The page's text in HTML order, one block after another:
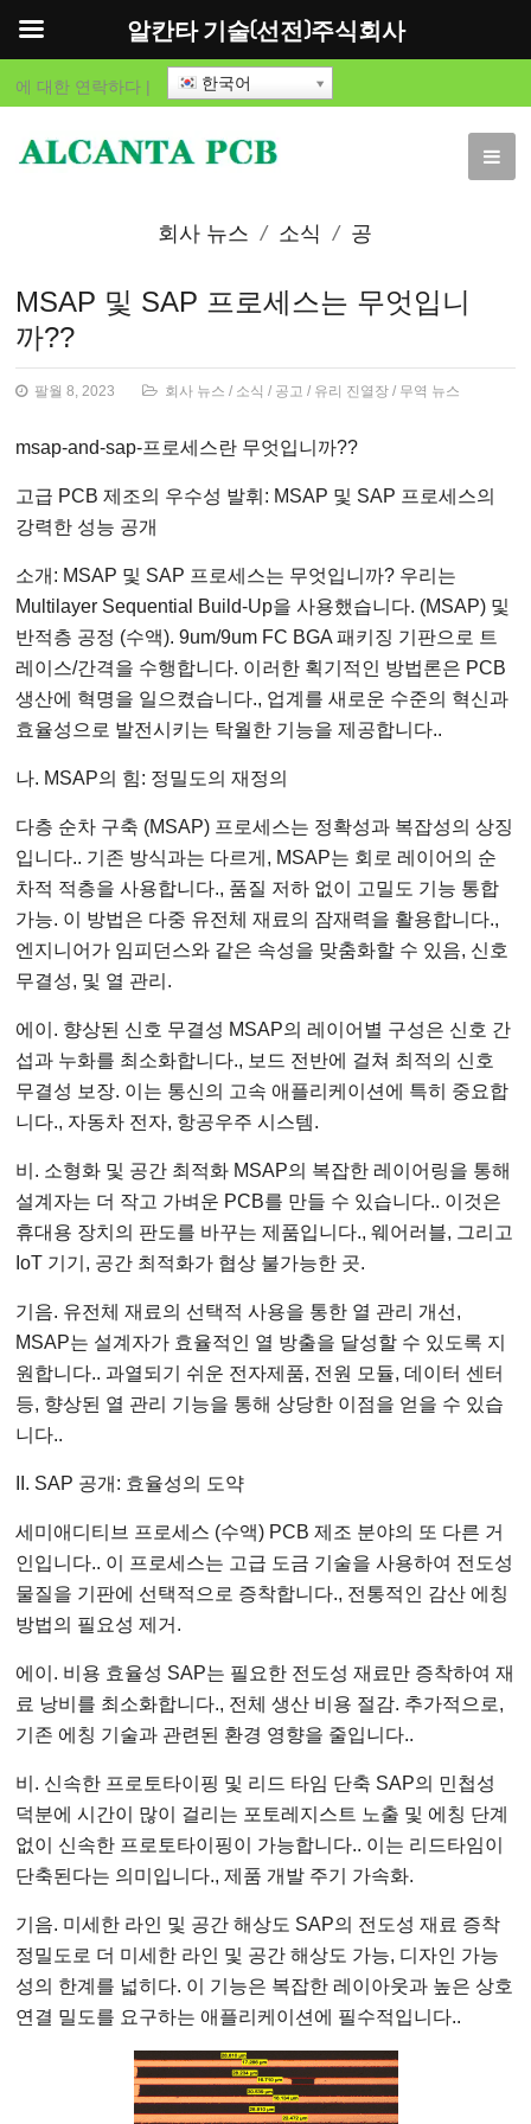
에 대한 연락하다 | 한국어
회사 뉴스 소식 공
고 유리 진열장 무역
MSAP 및 SAP 프로세스는 무엇입니
까??
팔월 8, 2023 회사 뉴스 / 소식 / 공고 / 유리 진열장 / 무역 뉴스
msap-and-sap-프로세스란 무엇입니까??
고급 PCB 제조의 우수성 발휘: MSAP 및 SAP 프로세스의
강력한 성능 공개
소개: MSAP 및 SAP 프로세스는 무엇입니까? 우리는
Multilayer Sequential Build-Up을 사용했습니다. (MSAP) 및
반적층 공정 (수액). 9um/9um FC BGA 패키징 기판으로 트
레이스/간격을 수행합니다. 이러한 획기적인 방법론은 PCB
생산에 혁명을 일으켰습니다., 업계를 새로운 수준의 혁신과
효율성으로 발전시키는 탁월한 기능을 제공합니다..
나. MSAP의 힘: 정밀도의 재정의
다층 순차 구축 (MSAP) 프로세스는 정확성과 복잡성의 상징
입니다.. 기존 방식과는 다르게, MSAP는 회로 레이어의 순
차적 적층을 사용합니다., 품질 저하 없이 고밀도 기능 통합
가능. 이 방법은 다중 유전체 재료의 잠재력을 활용합니다.,
엔지니어가 임피던스와 같은 속성을 맞춤화할 수 있음, 신호
무결성, 및 열 관리.
에이. 향상된 신호 무결성 MSAP의 레이어별 구성은 신호 간
섭과 누화를 최소화합니다., 보드 전반에 걸쳐 최적의 신호
무결성 보장. 이는 통신의 고속 애플리케이션에 특히 중요합
니다., 자동차 전자, 항공우주 시스템.
비. 소형화 및 공간 최적화 MSAP의 복잡한 레이어링을 통해
설계자는 더 작고 가벼운 PCB를 만들 수 있습니다.. 이것은
휴대용 장치의 판도를 바꾸는 제품입니다., 웨어러블, 그리고
IoT 기기, 공간 최적화가 협상 불가능한 곳.
기음. 유전체 재료의 선택적 사용을 통한 열 관리 개선,
MSAP는 설계자가 효율적인 열 방출을 달성할 수 있도록 지
원합니다.. 과열되기 쉬운 전자제품, 전원 모듈, 데이터 센터
등, 향상된 열 관리 기능을 통해 상당한 이점을 얻을 수 있습
니다..
II. SAP 공개: 효율성의 도약
세미애디티브 프로세스 (수액) PCB 제조 분야의 또 다른 거
인입니다.. 이 프로세스는 고급 도금 기술을 사용하여 전도성
물질을 기판에 선택적으로 증착합니다., 전통적인 감산 에칭
방법의 필요성 제거.
에이. 비용 효율성 SAP는 필요한 전도성 재료만 증착하여 재
료 낭비를 최소화합니다., 전체 생산 비용 절감. 추가적으로,
기존 에칭 기술과 관련된 환경 영향을 줄입니다..
비. 신속한 프로토타이핑 및 리드 타임 단축 SAP의 민첩성
덕분에 시간이 많이 걸리는 포토레지스트 노출 및 에칭 단계
없이 신속한 프로토타이핑이 가능합니다.. 이는 리드타임이
단축된다는 의미입니다., 제품 개발 주기 가속화.
기음. 미세한 라인 및 공간 해상도 SAP의 전도성 재료 증착
정밀도로 더 미세한 라인 및 공간 해상도 가능, 디자인 가능
성의 한계를 넓히다. 이 기능은 복잡한 레이아웃과 높은 상호
연결 밀도를 요구하는 애플리케이션에 필수적입니다..
알칸타 기술(선전)주식회사